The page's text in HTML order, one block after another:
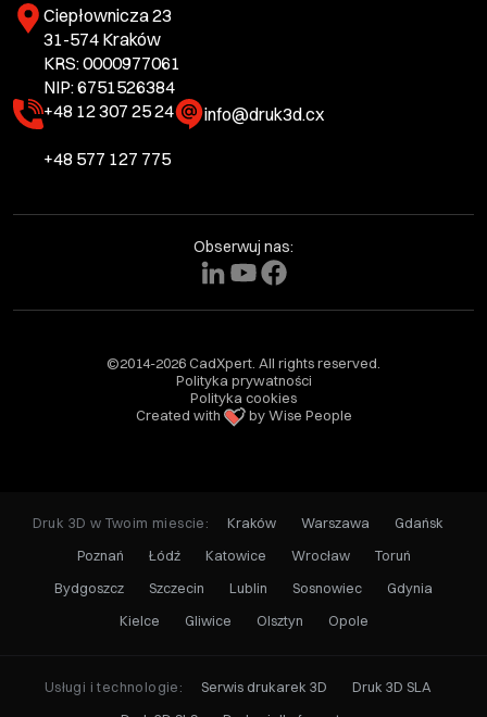
Ciepłownicza 23
31-574 Kraków
KRS: 0000977061
NIP: 6751526384
+48 12 307 25 24
+48 577 127 775
info@druk3d.cx
Obserwuj nas:
©2014-2026 CadXpert. All rights reserved.
Polityka prywatności
Polityka cookies
Created with
by Wise People
Druk 3D w Twoim miescie: Kraków Warszawa
Gdańsk
Poznań
Łódź Katowice Wrocław
Toruń
Bydgoszcz
Szczecin Lublin Sosnowiec
Gdynia
Kielce
Gliwice Olsztyn Opole
Usługi i technologie: Serwis drukarek 3D
Druk 3D SLA